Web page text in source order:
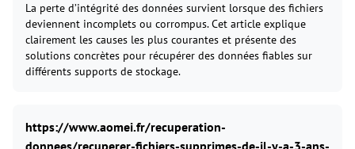
La perte d’intégrité des données survient lorsque des fichiers
deviennent incomplets ou corrompus. Cet article explique
clairement les causes les plus courantes et présente des
solutions concrètes pour récupérer des données fiables sur
différents supports de stockage.
https://www.aomei.fr/recuperation-